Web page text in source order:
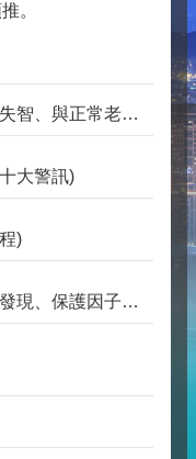
。
1-1. 什麼是失智症(認識失智、與正常老化的區別)
大警訊)
)
1-4. 失智症的預防(及早發現、保護因子、危險因子)